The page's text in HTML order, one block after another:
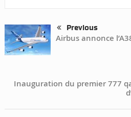
Previous
Airbus annonce
Inauguration du premier 777